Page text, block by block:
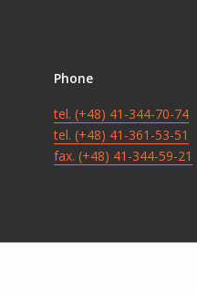
Phone
tel. (+48) 41-344-70-74
tel. (+48) 41-361-53-51
fax. (+48) 41-344-59-21